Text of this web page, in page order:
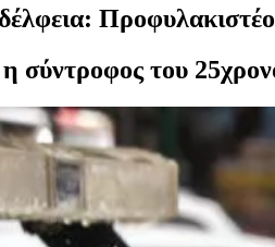
σύντροφος του